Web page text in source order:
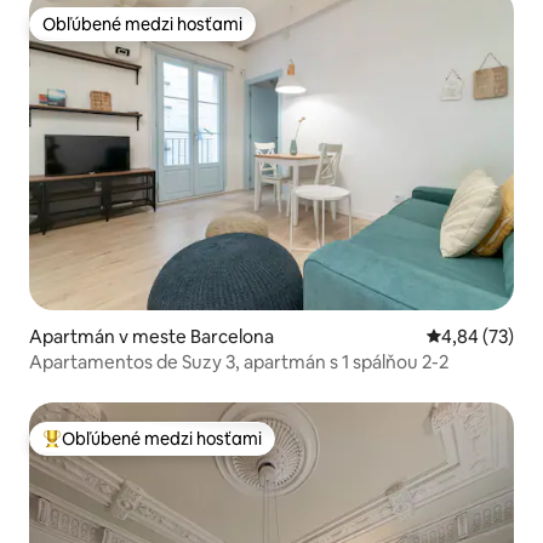
Obľúbené medzi hosťami
Obľúbené medzi hosťami
Apartmán v meste Barcelona Priemerné
4,84 (73)
Apartamentos de Suzy 3, apartmán s 1 spálňou 2-2
Najobľúbenejšie medzi hosťami
Obľúbené medzi hosťami